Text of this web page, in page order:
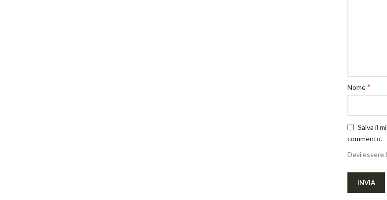
Nome*
Salva il
commento.
Devi essere